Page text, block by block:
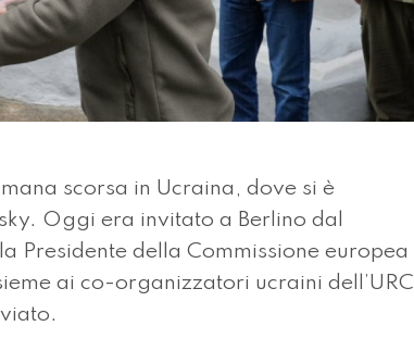
scorsa in Ucraina, dove si è
Oggi era invitato a Berlino dal
Presidente della Commissione europea
ai co-organizzatori ucraini dell’URC